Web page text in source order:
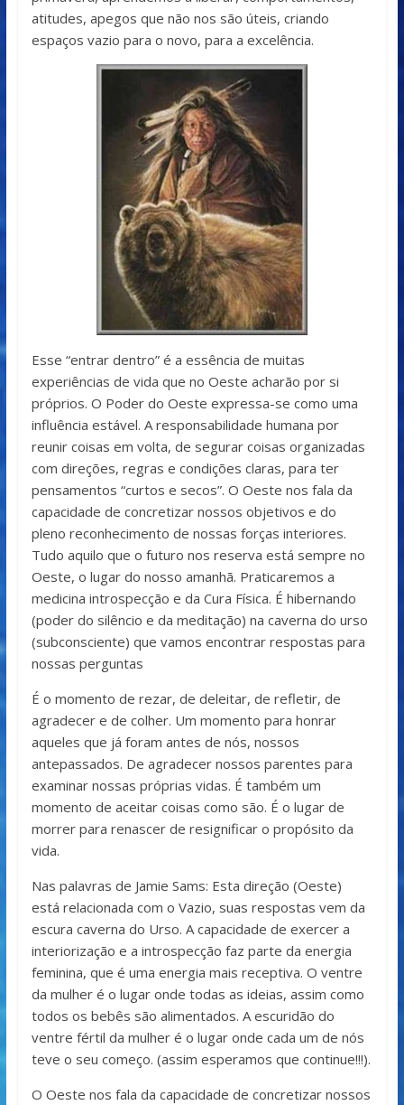
atitudes, apegos que não nos são úteis, criando
espaços vazio para o novo, para a excelência.
Esse “entrar dentro” é a essência de muitas
experiências de vida que no Oeste acharão por si
próprios. O Poder do Oeste expressa-se como uma
influência estável. A responsabilidade humana por
reunir coisas em volta, de segurar coisas organizadas
com direções, regras e condições claras, para ter
pensamentos “curtos e secos”. O Oeste nos fala da
capacidade de concretizar nossos objetivos e do
pleno reconhecimento de nossas forças interiores.
Tudo aquilo que o futuro nos reserva está sempre no
Oeste, o lugar do nosso amanhã. Praticaremos a
medicina introspecção e da Cura Física. É hibernando
(poder do silêncio e da meditação) na caverna do urso
(subconsciente) que vamos encontrar respostas para
nossas perguntas
É o momento de rezar, de deleitar, de refletir, de
agradecer e de colher. Um momento para honrar
aqueles que já foram antes de nós, nossos
antepassados. De agradecer nossos parentes para
examinar nossas próprias vidas. É também um
momento de aceitar coisas como são. É o lugar de
morrer para renascer de resignificar o propósito da
vida.
Nas palavras de Jamie Sams: Esta direção (Oeste)
está relacionada com o Vazio, suas respostas vem da
escura caverna do Urso. A capacidade de exercer a
interiorização e a introspecção faz parte da energia
feminina, que é uma energia mais receptiva. O ventre
da mulher é o lugar onde todas as ideias, assim como
todos os bebês são alimentados. A escuridão do
ventre fértil da mulher é o lugar onde cada um de nós
teve o seu começo. (assim esperamos que continue!!!).
O Oeste nos fala da capacidade de concretizar nossos